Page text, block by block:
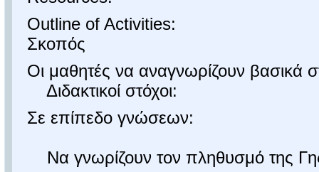
Outline of Activities:
Σκοπός
Οι μαθητές να αναγνωρίζουν βασικά
Διδακτικοί στόχοι:
Σε επίπεδο γνώσεων:
Να γνωρίζουν τον πληθυσμό της